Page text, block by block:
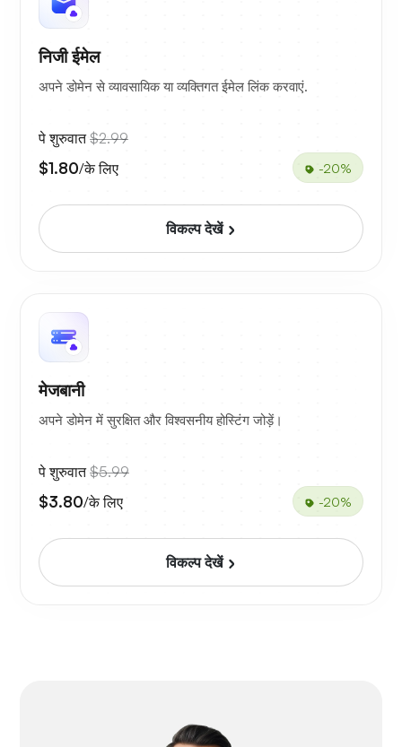
निजी ईमेल
अपने डोमेन से व्यावसायिक या व्यक्तिगत ईमेल लिंक करवाएं.
पे शुरुवात$2.99
$1.80/के लिए -20%
विकल्प देखें
मेजबानी
अपने डोमेन में सुरक्षित और विश्वसनीय होस्टिंग जोड़ें।
पे शुरुवात$5.99
$3.80/के लिए -20%
विकल्प देखें